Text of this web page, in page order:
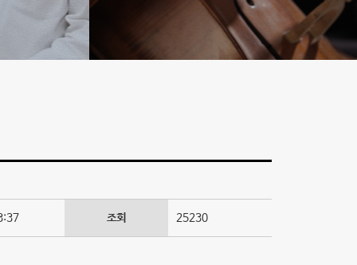
조회 25230